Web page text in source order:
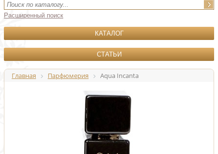
Расширенный поиск
КАТАЛОГ
СТАТЬИ
Главная Парфюмерия Aqua Incanta